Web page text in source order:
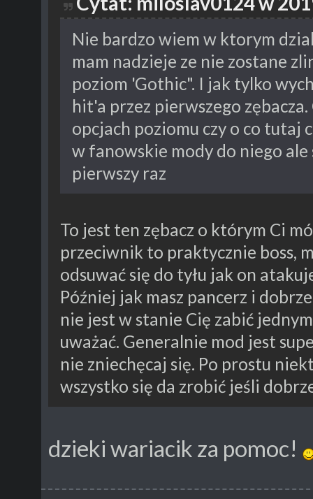
Nie bardzo wiem w ktorym
mam nadzieje ze nie zostane
poziom 'Gothic". I jak tylko
hit'a przez pierwszego
opcjach poziomu czy o co tutaj
w fanowskie mody do niego
pierwszy raz
To jest ten zębacz o którym Ci
przeciwnik to praktycznie boss,
odsuwać się do tyłu jak on
Później jak masz pancerz i
nie jest w stanie Cię zabić
uważać. Generalnie mod jest
nie zniechęcaj się. Po prostu
wszystko się da zrobić jeśli
dzieki wariacik za pomoc!